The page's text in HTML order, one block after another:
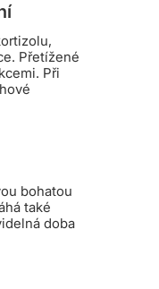
Přetížené
Při
bohatou
také
doba